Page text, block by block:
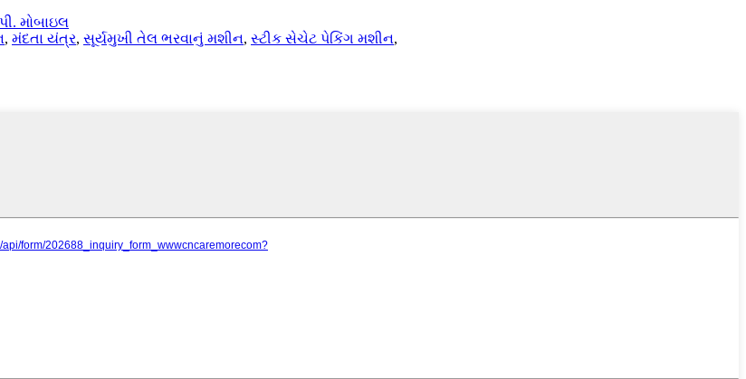
મોબાઇલ
, મંદતા યંત્ર, સૂર્યમુખી તેલ ભરવાનું મશીન, સ્ટીક સેચેટ પેકિંગ મશીન,